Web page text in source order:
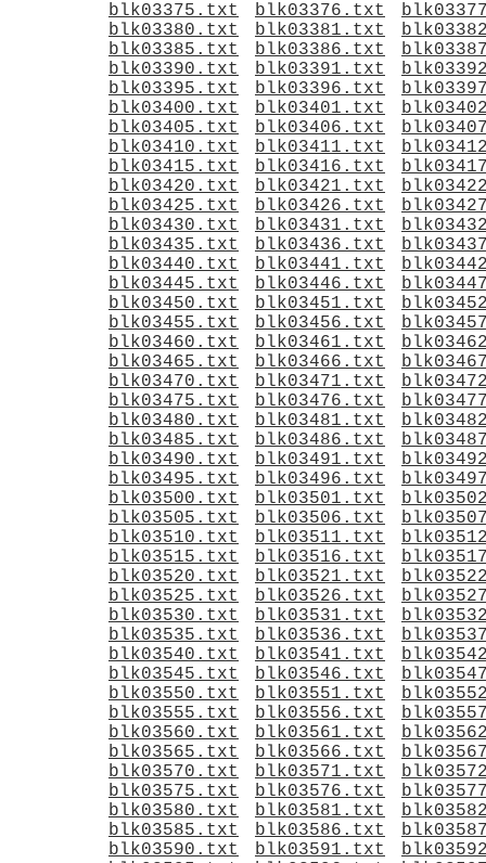
blk03375.txt
blk03376.txt
blk03380.txt
blk03381.txt
blk03385.txt
blk03386.txt
blk03390.txt
blk03391.txt
blk03395.txt
blk03396.txt
blk03400.txt
blk03401.txt
blk03405.txt
blk03406.txt
blk03410.txt
blk03411.txt
blk03415.txt
blk03416.txt
blk03420.txt
blk03421.txt
blk03425.txt
blk03426.txt
blk03430.txt
blk03431.txt
blk03435.txt
blk03436.txt
blk03440.txt
blk03441.txt
blk03445.txt
blk03446.txt
blk03450.txt
blk03451.txt
blk03455.txt
blk03456.txt
blk03460.txt
blk03461.txt
blk03465.txt
blk03466.txt
blk03470.txt
blk03471.txt
blk03475.txt
blk03476.txt
blk03480.txt
blk03481.txt
blk03485.txt
blk03486.txt
blk03490.txt
blk03491.txt
blk03495.txt
blk03496.txt
blk03500.txt
blk03501.txt
blk03505.txt
blk03506.txt
blk03510.txt
blk03511.txt
blk03515.txt
blk03516.txt
blk03520.txt
blk03521.txt
blk03525.txt
blk03526.txt
blk03530.txt
blk03531.txt
blk03535.txt
blk03536.txt
blk03540.txt
blk03541.txt
blk03545.txt
blk03546.txt
blk03550.txt
blk03551.txt
blk03555.txt
blk03556.txt
blk03560.txt
blk03561.txt
blk03565.txt
blk03566.txt
blk03570.txt
blk03571.txt
blk03575.txt
blk03576.txt
blk03580.txt
blk03581.txt
blk03585.txt
blk03586.txt
blk03590.txt
blk03591.txt